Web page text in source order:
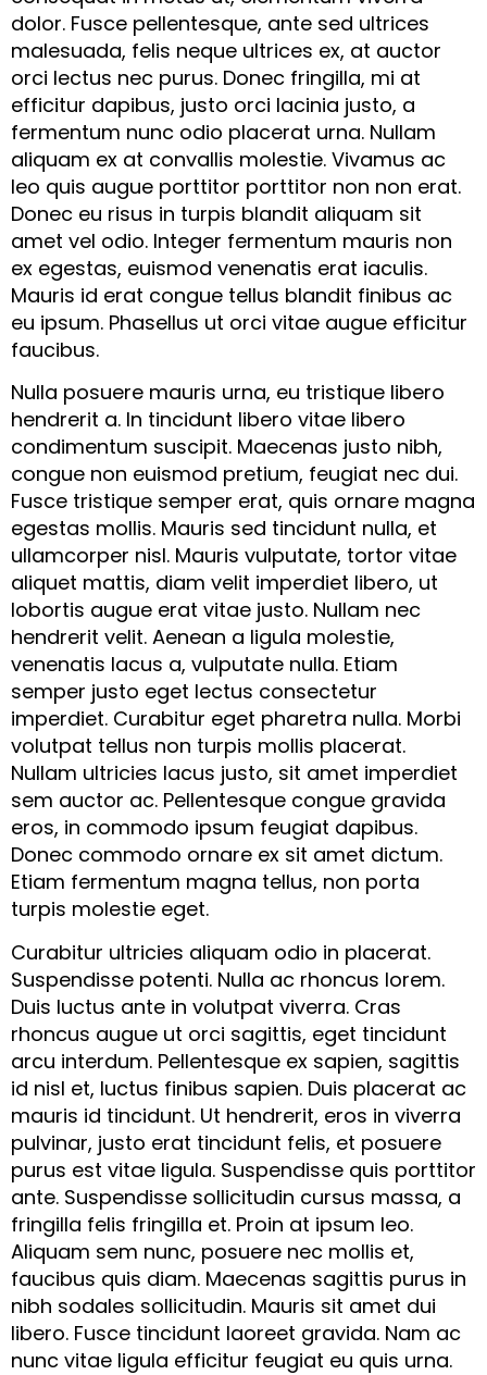
dolor. Fusce pellentesque, ante sed ultrices
malesuada, felis neque ultrices ex, at auctor
orci lectus nec purus. Donec fringilla, mi at
efficitur dapibus, justo orci lacinia justo, a
fermentum nunc odio placerat urna. Nullam
aliquam ex at convallis molestie. Vivamus ac
leo quis augue porttitor porttitor non non erat.
Donec eu risus in turpis blandit aliquam sit
amet vel odio. Integer fermentum mauris non
ex egestas, euismod venenatis erat iaculis.
Mauris id erat congue tellus blandit finibus ac
eu ipsum. Phasellus ut orci vitae augue efficitur
faucibus.
Nulla posuere mauris urna, eu tristique libero
hendrerit a. In tincidunt libero vitae libero
condimentum suscipit. Maecenas justo nibh,
congue non euismod pretium, feugiat nec dui.
Fusce tristique semper erat, quis ornare magna
egestas mollis. Mauris sed tincidunt nulla, et
ullamcorper nisl. Mauris vulputate, tortor vitae
aliquet mattis, diam velit imperdiet libero, ut
lobortis augue erat vitae justo. Nullam nec
hendrerit velit. Aenean a ligula molestie,
venenatis lacus a, vulputate nulla. Etiam
semper justo eget lectus consectetur
imperdiet. Curabitur eget pharetra nulla. Morbi
volutpat tellus non turpis mollis placerat.
Nullam ultricies lacus justo, sit amet imperdiet
sem auctor ac. Pellentesque congue gravida
eros, in commodo ipsum feugiat dapibus.
Donec commodo ornare ex sit amet dictum.
Etiam fermentum magna tellus, non porta
turpis molestie eget.
Curabitur ultricies aliquam odio in placerat.
Suspendisse potenti. Nulla ac rhoncus lorem.
Duis luctus ante in volutpat viverra. Cras
rhoncus augue ut orci sagittis, eget tincidunt
arcu interdum. Pellentesque ex sapien, sagittis
id nisl et, luctus finibus sapien. Duis placerat ac
mauris id tincidunt. Ut hendrerit, eros in viverra
pulvinar, justo erat tincidunt felis, et posuere
purus est vitae ligula. Suspendisse quis porttitor
ante. Suspendisse sollicitudin cursus massa, a
fringilla felis fringilla et. Proin at ipsum leo.
Aliquam sem nunc, posuere nec mollis et,
faucibus quis diam. Maecenas sagittis purus in
nibh sodales sollicitudin. Mauris sit amet dui
libero. Fusce tincidunt laoreet gravida. Nam ac
nunc vitae ligula efficitur feugiat eu quis urna.